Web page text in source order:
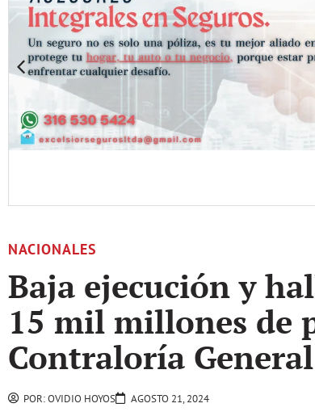
NACIONALES
Baja ejecución y
15 mil millones de
Contraloría
POR:OVIDIO HOYOS AGOSTO 21, 2024